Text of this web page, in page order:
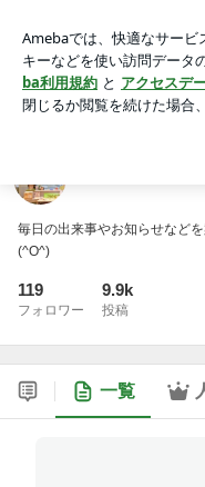
アプリをダウンロードし
ょう。
毎日の出来事やお知らせなど
(^O^)
119
フォロワー
9.9k
投稿
一覧